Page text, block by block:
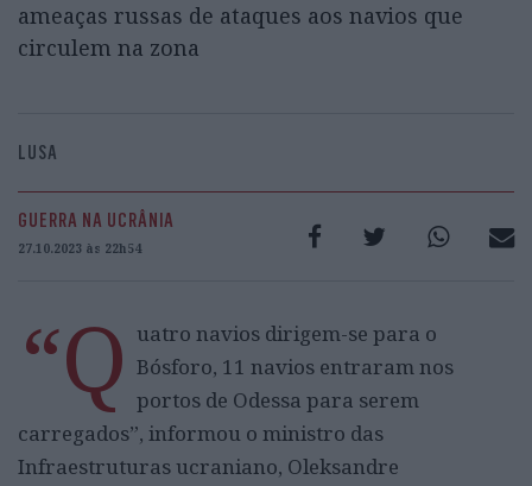
ameaças russas de ataques aos navios que
circulem na zona
LUSA
GUERRA NA UCRÂNIA
27.10.2023 às 22h54
“Q uatro navios dirigem-se para o
Bósforo, 11 navios entraram nos
portos de Odessa para serem
carregados”, informou o ministro das
Infraestruturas ucraniano, Oleksandre